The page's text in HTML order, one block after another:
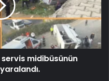
midibüsünün